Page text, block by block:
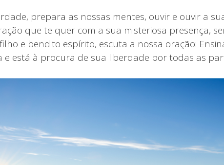
prepara as nossas mentes, ouvir e ouvir a
que te quer com a sua misteriosa presença,
e bendito espírito, escuta a nossa oração:
e está à procura de sua liberdade por todas as